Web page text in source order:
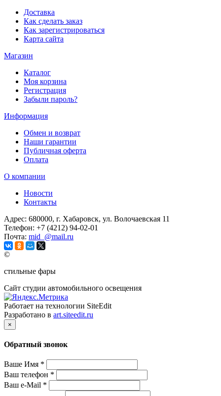
Доставка
Как сделать заказ
Как зарегистрироваться
Карта сайта
Магазин
Каталог
Моя корзина
Регистрация
Забыли пароль?
Информация
Обмен и возврат
Наши гарантии
Публичная оферта
Оплата
О компании
Новости
Контакты
Адрес: 680000, г. Хабаровск, ул. Волочаевская 11
Телефон: +7 (4212) 94-02-01
Почта: mid_@mail.ru
©
стильные фары
Сайт студии автомобильного освещения
Работает на технологии SiteEdit
Разработано в art.siteedit.ru
×
Обратный звонок
Ваше Имя *
Ваш телефон *
Ваш e-Mail *